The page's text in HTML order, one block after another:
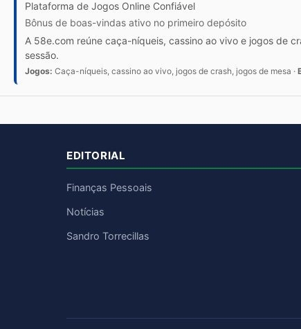
Plataforma de Jogos Online Confiável
Bônus de boas-vindas ativo no primeiro depósito
A 58e.com reúne caça-níqueis, cassino ao vivo e jogos de
sessão.
Jogos: Caça-níqueis, cassino ao vivo, jogos de crash, jogos de mesa ·
EDITORIAL
Finanças Pessoais
Notícias
Sandro Torrecillas